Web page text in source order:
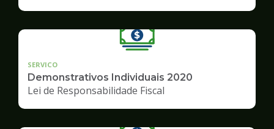
SERVICO
Demonstrativos Individuais 2020
Lei de Responsabilidade Fiscal